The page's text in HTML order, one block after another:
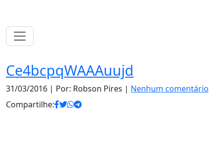
Ce4bcpqWAAAuujd
31/03/2016 | Por: Robson Pires | Nenhum comentário
Compartilhe: